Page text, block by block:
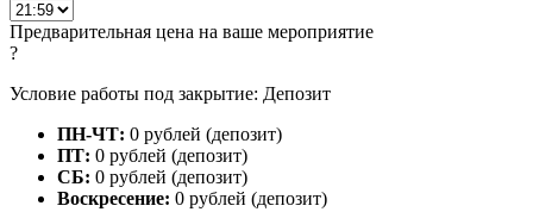
Предварительная цена на ваше мероприятие
?
Условие работы под закрытие: Депозит
ПН-ЧТ: 0 рублей (депозит)
ПТ: 0 рублей (депозит)
СБ: 0 рублей (депозит)
Воскресение: 0 рублей (депозит)